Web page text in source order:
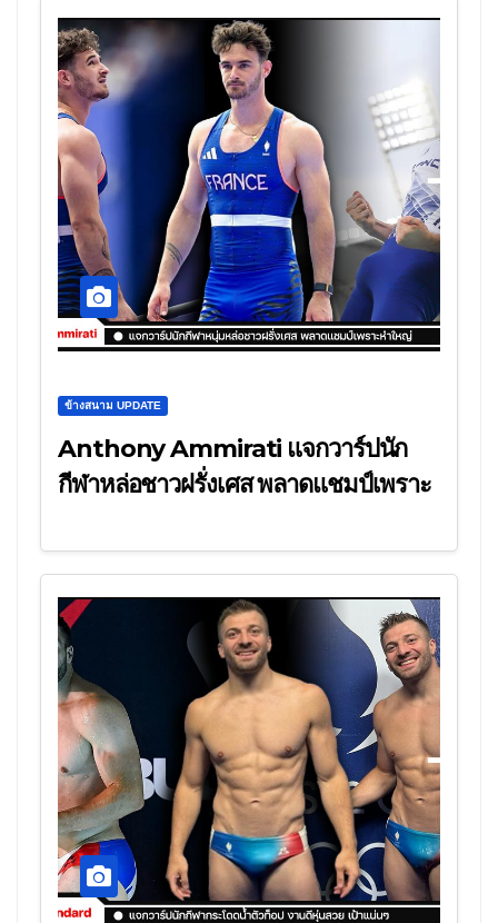
ข้างสนาม UPDATE
Anthony Ammirati แจกวาร์ปนัก
กีฬาหล่อชาวฝรั่งเศส พลาดแชมป์เพราะ